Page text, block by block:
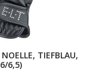
TIEFBLAU,
6,5)